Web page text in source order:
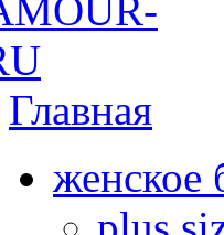
Главная
женское